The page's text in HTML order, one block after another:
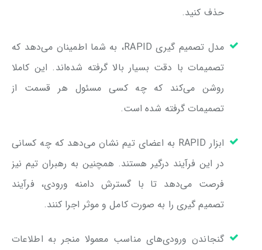
حذف کنید.
مدل تصمیم گیری RAPID، به شما اطمینان می‌دهد که
تصمیمات با دقت بسیار بالا گرفته شده‌اند. این کاملا
روشن می‌کند که چه کسی مسئول هر قسمت از
تصمیمات گرفته شده است.
ابزار RAPID به اعضای تیم نشان می‌دهد که چه کسانی
در این فرآیند درگیر هستند. همچنین به رهبران تیم نیز
فرصت می‌دهد تا با گسترش دامنه ورودی، فرآیند
تصمیم گیری را به صورت کامل و موثر اجرا کنند.
گنجاندن ورودی‌های مناسب معمولا منجر به اطلاعات